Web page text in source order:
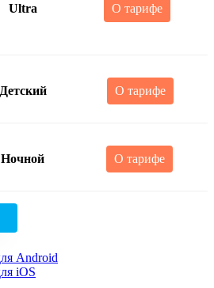
Ultra О тарифе
Детский О тарифе
Ночной О тарифе